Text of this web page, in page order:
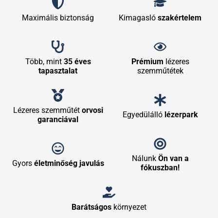
Maximális biztonság Kimagasló szakértelem
Több, mint 35 éves
tapasztalat
Prémium lézeres
szemműtétek
Lézeres szemműtét orvosi
garanciával
Egyedülálló lézerpark
Gyors életminőség javulás Nálunk Ön van a
fókuszban!
Barátságos környezet